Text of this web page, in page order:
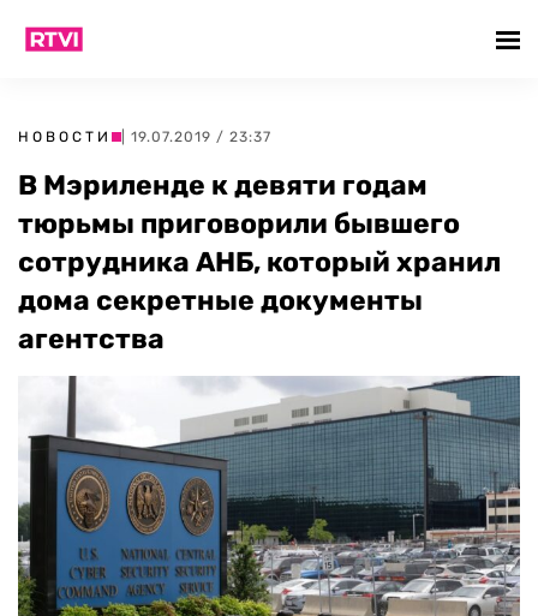
НОВОСТИ | 19.07.2019 / 23:37
В Мэриленде к девяти годам
тюрьмы приговорили бывшего
сотрудника АНБ, который хранил
дома секретные документы
агентства